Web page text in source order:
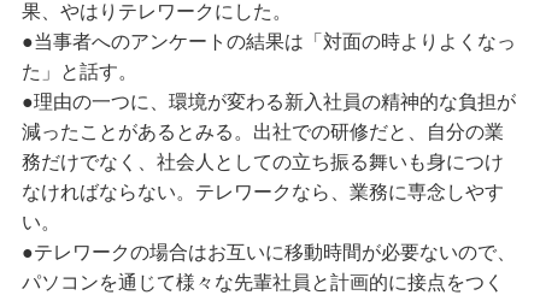
果、やはりテレワークにした。
●当事者へのアンケートの結果は「対面の時よりよくなっ
た」と話す。
●理由の一つに、環境が変わる新入社員の精神的な負担が
減ったことがあるとみる。出社での研修だと、自分の業
務だけでなく、社会人としての立ち振る舞いも身につけ
なければならない。テレワークなら、業務に専念しやす
い。
●テレワークの場合はお互いに移動時間が必要ないので、
パソコンを通じて様々な先輩社員と計画的に接点をつく